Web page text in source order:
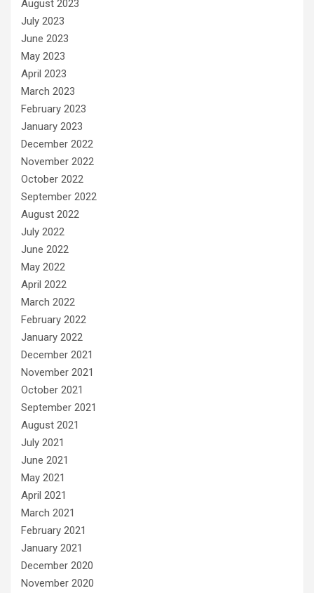
August 2023
July 2023
June 2023
May 2023
April 2023
March 2023
February 2023
January 2023
December 2022
November 2022
October 2022
September 2022
August 2022
July 2022
June 2022
May 2022
April 2022
March 2022
February 2022
January 2022
December 2021
November 2021
October 2021
September 2021
August 2021
July 2021
June 2021
May 2021
April 2021
March 2021
February 2021
January 2021
December 2020
November 2020